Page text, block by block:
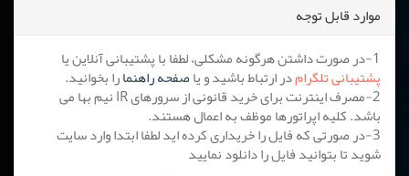
موارد قابل توجه
1-در صورت داشتن هرگونه مشکلی، لطفا با پشتیبانی آنلاین یا
پشتیبانی تلگرامدر ارتباط باشید و یاصفحه راهنمارا بخوانید.
2-مصرف اینترنت برای خرید قانونی از سرورهای IR نیم بها می
باشد. کلیه اپراتورها موظف به اعمال هستند.
3-در صورتی که فایل را خریداری کرده اید لطفا ابتدا وارد سایت
شوید تا بتوانید فایل را دانلود نمایید